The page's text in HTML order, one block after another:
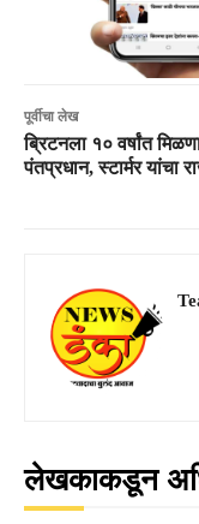
पूर्वीचा लेख
ब्रिटनला १० वर्षांत
पंतप्रधान, स्टार्मर यांचा
लेखकाकडून